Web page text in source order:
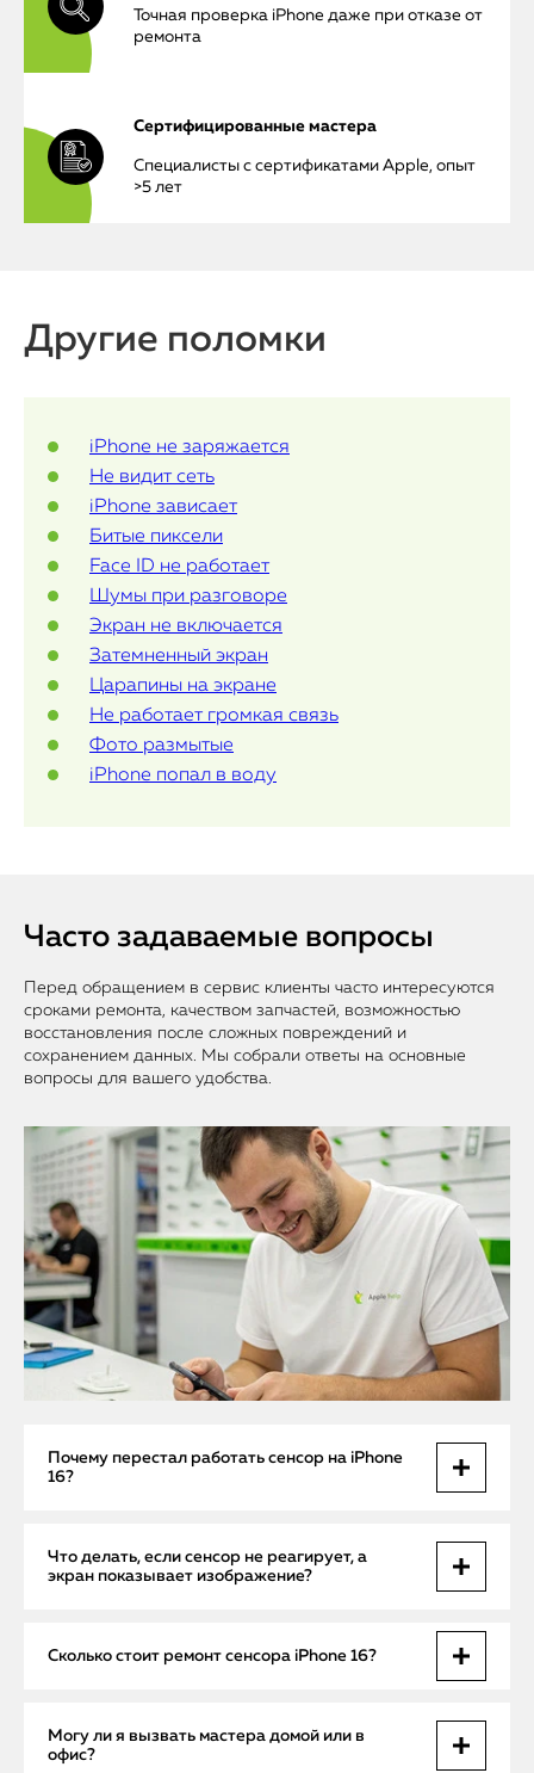
iPhone
MacBook
iMac
О нас
Контакты
Статьи
Точная проверка iPhone даже при отказе от
ремонта
Сертифицированные мастера
Специалисты с сертификатами Apple, опыт
>5 лет
Другие поломки
iPhone не заряжается
Не видит сеть
iPhone зависает
Битые пиксели
Face ID не работает
Шумы при разговоре
Экран не включается
Затемненный экран
Царапины на экране
Не работает громкая связь
Фото размытые
iPhone попал в воду
Часто задаваемые вопросы
Перед обращением в сервис клиенты часто интересуются
сроками ремонта, качеством запчастей, возможностью
восстановления после сложных повреждений и
сохранением данных. Мы собрали ответы на основные
вопросы для вашего удобства.
Почему перестал работать сенсор на iPhone
16?
дисплея, выход из строя тач-контроллера или сбой iOS.
Что делать, если сенсор не реагирует, а
экран показывает изображение?
большинстве случаев требуется замена дисплейного
Сколько стоит ремонт сенсора iPhone 16?
Цены начинаются от 11 900 ₽ за замену дисплея и могут
доходить до 17 000 ₽ при сложном ремонте платы.
Могу ли я вызвать мастера домой или в
офис?